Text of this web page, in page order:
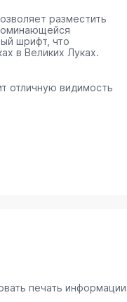
разместить
шрифт, что
в Великих Луках.
отличную видимость
печать информации